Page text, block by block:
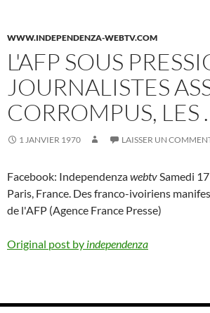
WWW.INDEPENDENZA-WEBTV.COM
L'AFP SOUS
JOURNALISTES
CORROMPUS, LES
1 JANVIER 1970 LAISSER UN
Facebook: IndependenzawebtvSamedi
Paris, France. Des franco-ivoiriens
de l'AFP (Agence France Presse)
Original post by independenza